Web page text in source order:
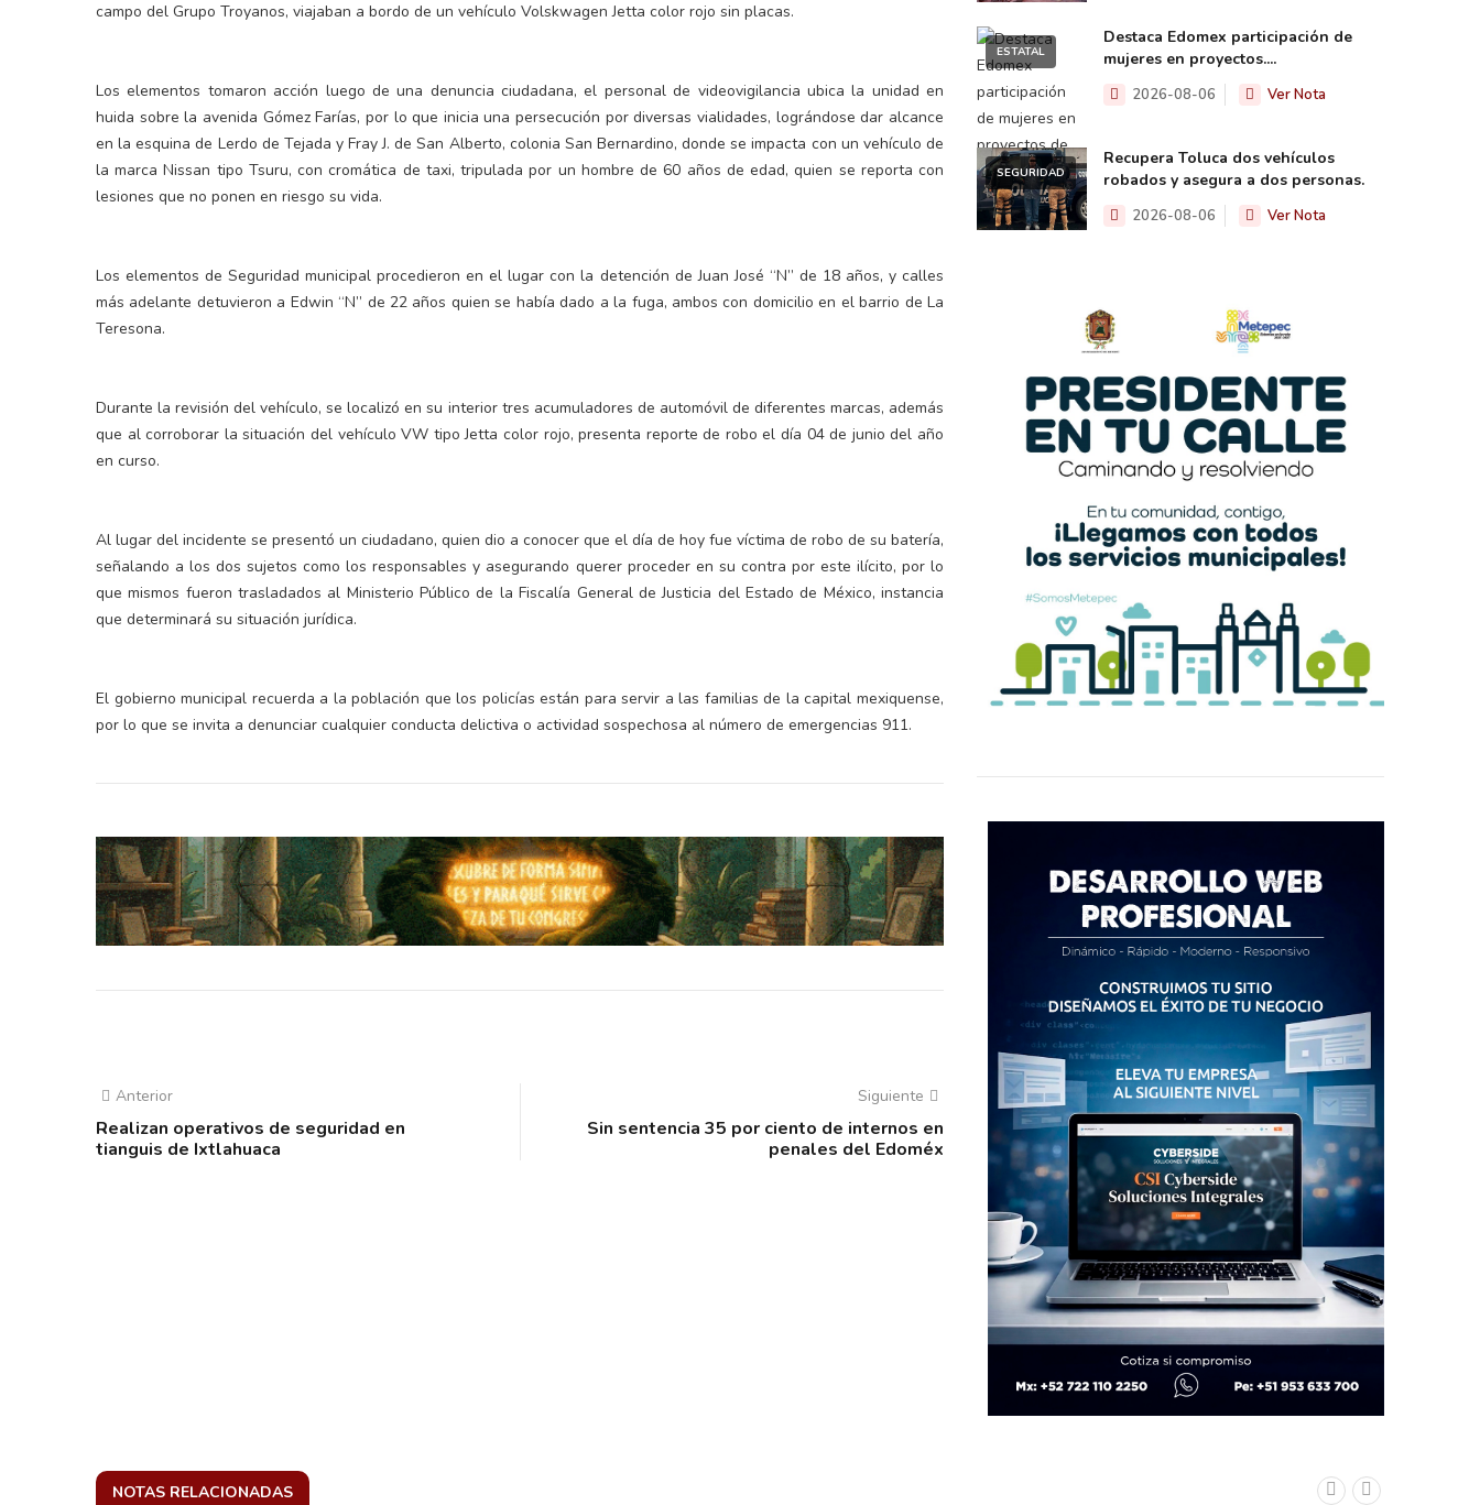
campo del Grupo Troyanos, viajaban a bordo de un vehículo Volskwagen Jetta color rojo sin placas.
Los elementos tomaron acción luego de una denuncia ciudadana, el personal de videovigilancia ubica la unidad en
huida sobre la avenida Gómez Farías, por lo que inicia una persecución por diversas vialidades, lográndose dar alcance
en la esquina de Lerdo de Tejada y Fray J. de San Alberto, colonia San Bernardino, donde se impacta con un vehículo de
la marca Nissan tipo Tsuru, con cromática de taxi, tripulada por un hombre de 60 años de edad, quien se reporta con
lesiones que no ponen en riesgo su vida.
Los elementos de Seguridad municipal procedieron en el lugar con la detención de Juan José “N” de 18 años, y calles
más adelante detuvieron a Edwin “N” de 22 años quien se había dado a la fuga, ambos con domicilio en el barrio de La
Teresona.
Durante la revisión del vehículo, se localizó en su interior tres acumuladores de automóvil de diferentes marcas, además
que al corroborar la situación del vehículo VW tipo Jetta color rojo, presenta reporte de robo el día 04 de junio del año
en curso.
Al lugar del incidente se presentó un ciudadano, quien dio a conocer que el día de hoy fue víctima de robo de su batería,
señalando a los dos sujetos como los responsables y asegurando querer proceder en su contra por este ilícito, por lo
que mismos fueron trasladados al Ministerio Público de la Fiscalía General de Justicia del Estado de México, instancia
que determinará su situación jurídica.
El gobierno municipal recuerda a la población que los policías están para servir a las familias de la capital mexiquense,
por lo que se invita a denunciar cualquier conducta delictiva o actividad sospechosa al número de emergencias 911.
Anterior
Realizan operativos de seguridad en
tianguis de Ixtlahuaca
Siguiente
Sin sentencia 35 por ciento de internos en
penales del Edoméx
ESTATAL
Destaca Edomex participación de
mujeres en proyectos....
2026-08-06 Ver Nota
SEGURIDAD
Recupera Toluca dos vehículos
robados y asegura a dos personas.
2026-08-06 Ver Nota
NOTAS RELACIONADAS